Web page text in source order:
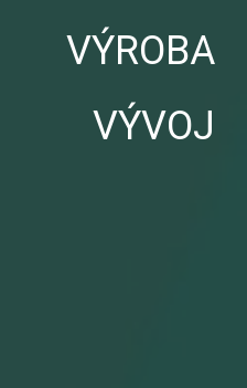
VÝROBA
VÝVOJ